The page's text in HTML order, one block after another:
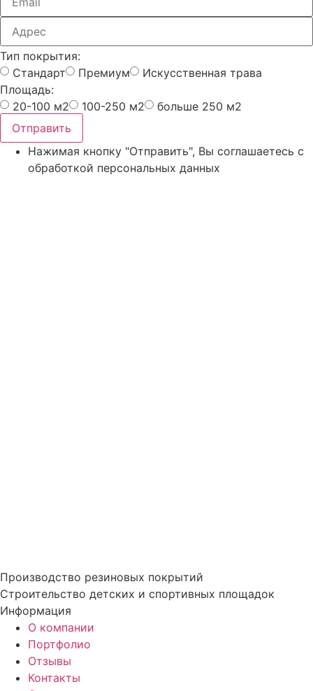
Тип покрытия:
Стандарт
Премиум
Искусственная трава
Площадь:
20-100 м2
100-250 м2
больше 250 м2
Отправить
Нажимая кнопку "Отправить", Вы соглашаетесь с
обработкой персональных данных
Производство резиновых покрытий
Строительство детских и спортивных площадок
Информация
О компании
Портфолио
Отзывы
Контакты